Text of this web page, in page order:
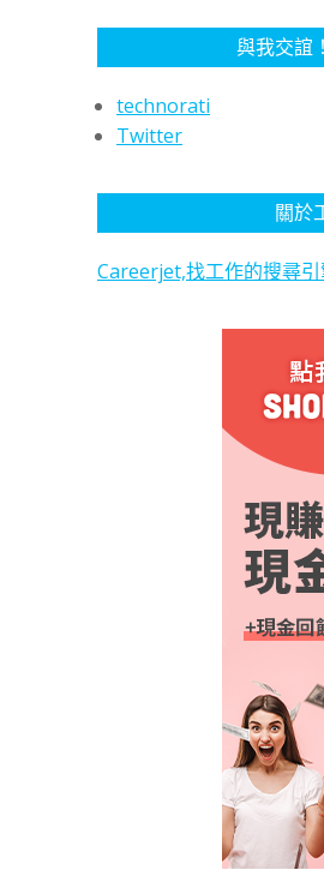
與我交誼
technorati
Twitter
關於
Careerjet,找工作的搜尋